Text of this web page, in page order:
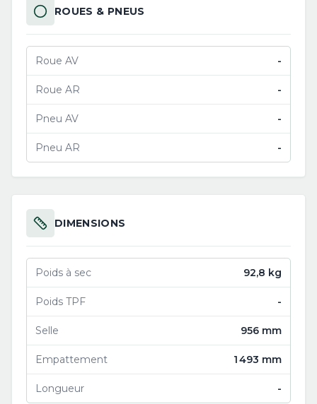
ROUES & PNEUS
Roue AV -
Roue AR -
Pneu AV -
Pneu AR -
DIMENSIONS
Poids à sec 92,8 kg
Poids TPF -
Selle 956 mm
Empattement 1 493 mm
Longueur -